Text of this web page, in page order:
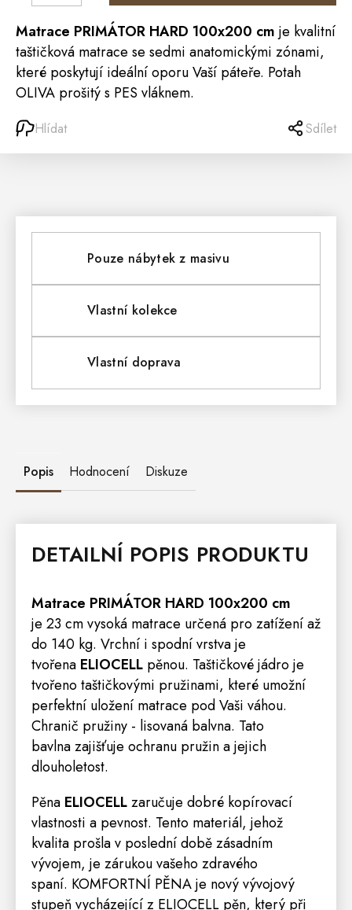
Matrace PRIMÁTOR HARD 100x200 cm je kvalitní
taštičková matrace se sedmi anatomickými zónami,
které poskytují ideální oporu Vaší páteře. Potah
OLIVA prošitý s PES vláknem.
Hlídat Sdílet
Pouze nábytek z masivu
Vlastní kolekce
Vlastní doprava
Popis Hodnocení Diskuze
DETAILNÍ POPIS PRODUKTU
Matrace PRIMÁTOR HARD 100x200 cm
je 23 cm vysoká matrace určená pro zatížení až
do 140 kg. Vrchní i spodní vrstva je
tvořena ELIOCELL pěnou. Taštičkové jádro je
tvořeno taštičkovými pružinami, které umožní
perfektní uložení matrace pod Vaši váhou.
Chranič pružiny - lisovaná balvna. Tato
bavlna zajišťuje ochranu pružin a jejich
dlouholetost.
Pěna ELIOCELLzaručuje dobré kopírovací
vlastnosti a pevnost. Tento materiál, jehož
kvalita prošla v poslední době zásadním
vývojem, je zárukou vašeho zdravého
spaní. KOMFORTNÍ PĚNA je nový vývojový
stupeň vycházející z ELIOCELL pěn, který při